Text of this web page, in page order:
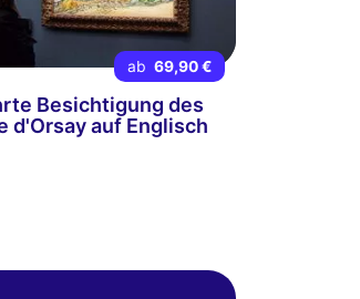
ab 69,90 €
Besichtigung des
d'Orsay auf Englisch